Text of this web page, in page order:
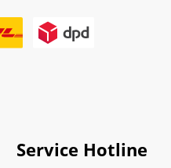
Service Hotline